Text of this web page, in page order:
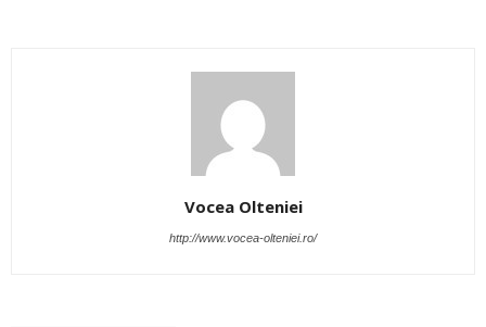
Vocea Olteniei
http://www.vocea-olteniei.ro/